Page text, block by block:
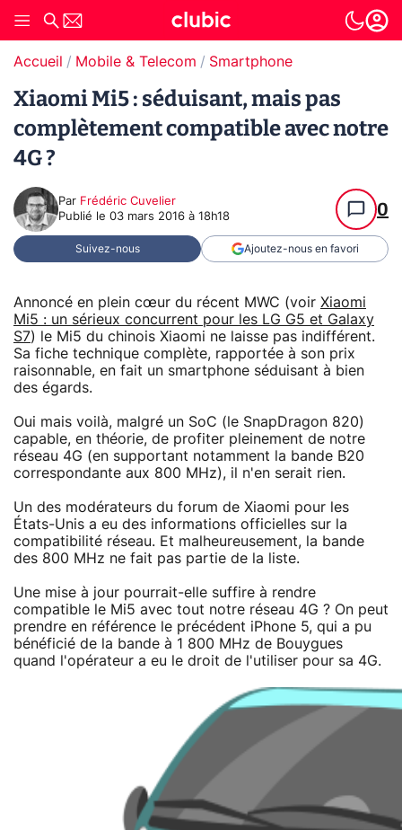
Accueil Mobile & Telecom Smartphone
Xiaomi Mi5 : séduisant, mais pas
complètement compatible avec notre
4G ?
Par Frédéric Cuvelier
Publié le 03 mars 2016 à 18h18 0
Suivez-nous Ajoutez-nous en favori
Annoncé en plein cœur du récent MWC (voir Xiaomi
Mi5 : un sérieux concurrent pour les LG G5 et Galaxy
S7) le Mi5 du chinois Xiaomi ne laisse pas indifférent.
Sa fiche technique complète, rapportée à son prix
raisonnable, en fait un smartphone séduisant à bien
des égards.
Oui mais voilà, malgré un SoC (le SnapDragon 820)
capable, en théorie, de profiter pleinement de notre
réseau 4G (en supportant notamment la bande B20
correspondante aux 800 MHz), il n'en serait rien.
Un des modérateurs du forum de Xiaomi pour les
États-Unis a eu des informations officielles sur la
compatibilité réseau. Et malheureusement, la bande
des 800 MHz ne fait pas partie de la liste.
Une mise à jour pourrait-elle suffire à rendre
compatible le Mi5 avec tout notre réseau 4G ? On peut
prendre en référence le précédent iPhone 5, qui a pu
bénéficié de la bande à 1 800 MHz de Bouygues
quand l'opérateur a eu le droit de l'utiliser pour sa 4G.